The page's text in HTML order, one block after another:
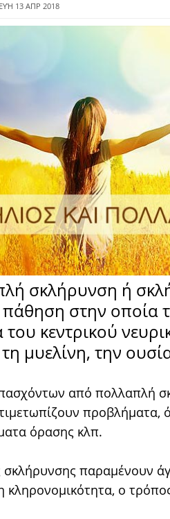
13 ΑΠΡ 2018
σκλήρυνση ή
στην οποία
του κεντρικού
τη μυελίνη, την
από πολλαπλή
προβλήματα,
όρασης κλπ.
σκλήρυνσης παραμένουν
κληρονομικότητα, ο